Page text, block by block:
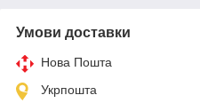
Умови доставки
Нова Пошта
Укрпошта